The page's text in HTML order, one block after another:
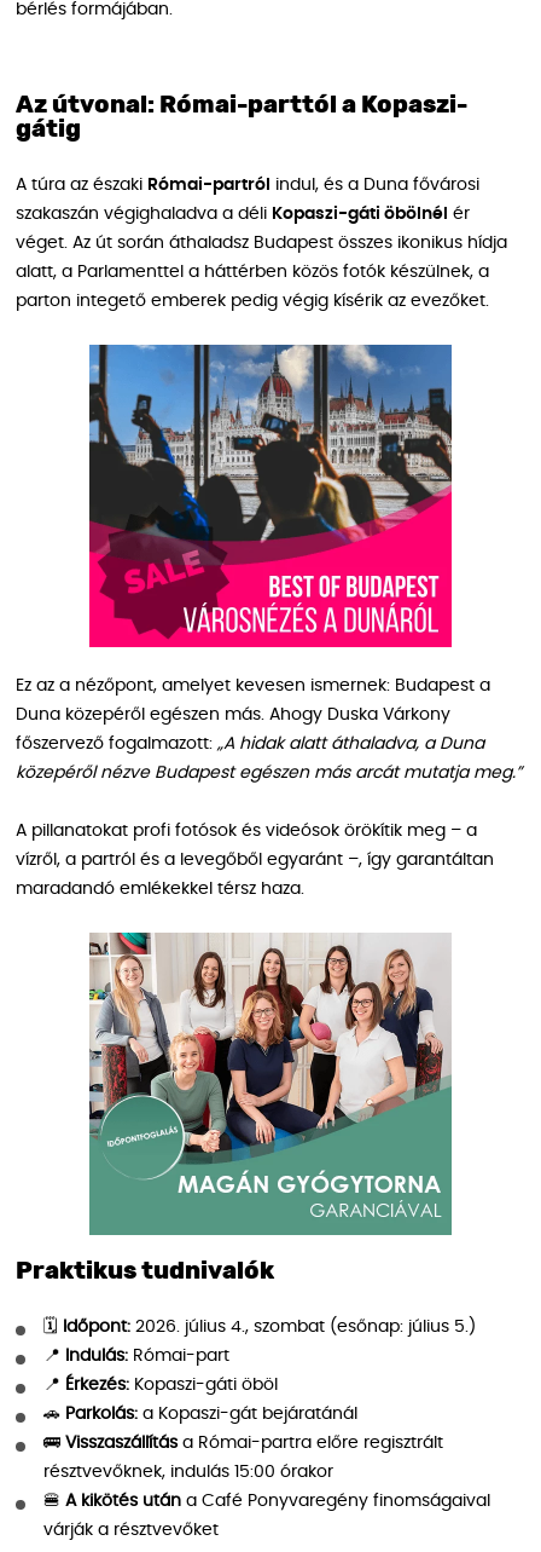
bérlés formájában.
Az útvonal: Római-parttól a Kopaszi-
gátig
A túra az északi Római-partról
indul, és a Duna fővárosi
szakaszán végighaladva a déli Kopaszi-gáti öbölnél ér
véget. Az út során áthaladsz Budapest összes ikonikus hídja
alatt, a Parlamenttel a háttérben közös fotók készülnek, a
parton integető emberek pedig végig kísérik az evezőket.
Ez az a nézőpont, amelyet kevesen ismernek: Budapest a
Duna közepéről egészen más. Ahogy Duska Várkony
főszervező fogalmazott: „A hidak alatt áthaladva, a Duna
közepéről nézve Budapest egészen más arcát mutatja meg.”
A pillanatokat profi fotósok és videósok örökítik meg – a
vízről, a partról és a levegőből egyaránt –, így garantáltan
maradandó emlékekkel térsz haza.
Praktikus tudnivalók
🗓 Időpont: 2026. július 4., szombat (esőnap: július 5.)
📍
Indulás: Római-part
📍 Érkezés: Kopaszi-gáti öböl
🚗 Parkolás: a Kopaszi-gát bejáratánál
🚌 Visszaszállítása Római-partra előre regisztrált
résztvevőknek, indulás 15:00 órakor
🍔 A kikötés után a Café Ponyvaregény finomságaival
várják a résztvevőket